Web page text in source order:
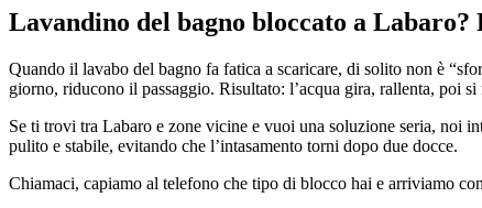
Lavandino del bagno bloccato a
Quando il lavabo del bagno fa fatica a scaricare, di solito non è
giorno, riducono il passaggio. Risultato: l’acqua gira, rallenta, poi si
Se ti trovi tra Labaro e zone vicine e vuoi una soluzione seria, noi
pulito e stabile, evitando che l’intasamento torni dopo due docce.
Chiamaci, capiamo al telefono che tipo di blocco hai e arriviamo